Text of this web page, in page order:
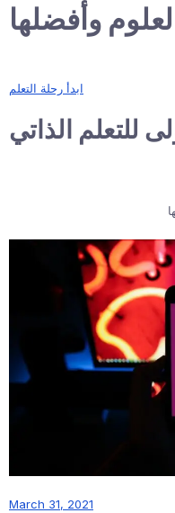
وأفضلها
ابدأ رحلة التعلم
للتعلم الذاتي
March 31, 2021